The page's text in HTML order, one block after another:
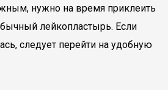
нужно на время приклеить
лейкопластырь. Если
следует перейти на удобную